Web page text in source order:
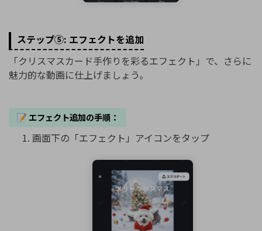
ステップ⑤: エフェクトを追加
「クリスマスカード手作りを彩るエフェクト」で、さらに
魅力的な動画に仕上げましょう。
📝 エフェクト追加の手順：
画面下の「エフェクト」アイコンをタップ